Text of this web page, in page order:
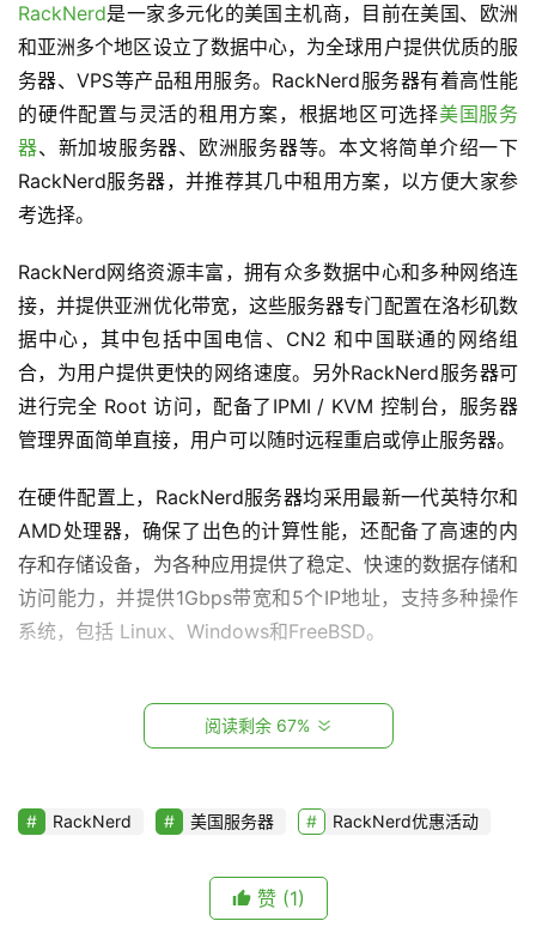
首
页
V
P
S
优
惠
V
P
S
测
评
教
RackNerd是一家多元化的美国主机商，目前在美国、欧洲
和亚洲多个地区设立了数据中心，为全球用户提供优质的服
务器、VPS等产品租用服务。RackNerd服务器有着高性能
的硬件配置与灵活的租用方案，根据地区可选择美国服务
器、新加坡服务器、欧洲服务器等。本文将简单介绍一下
RackNerd服务器，并推荐其几中租用方案，以方便大家参
考选择。
RackNerd网络资源丰富，拥有众多数据中心和多种网络连
接，并提供亚洲优化带宽，这些服务器专门配置在洛杉矶数
据中心，其中包括中国电信、CN2 和中国联通的网络组
合，为用户提供更快的网络速度。另外RackNerd服务器可
进行完全 Root 访问，配备了IPMI / KVM 控制台，服务器
管理界面简单直接，用户可以随时远程重启或停止服务器。
在硬件配置上，RackNerd服务器均采用最新一代英特尔和
AMD处理器，确保了出色的计算性能，还配备了高速的内
存和存储设备，为各种应用提供了稳定、快速的数据存储和
访问能力，并提供1Gbps带宽和5个IP地址，支持多种操作
系统，包括 Linux、Windows和FreeBSD。
定不陌生，RackNerd简称RN，是loc论坛非常哪个热门和
受欢迎的一款VPS，其每一次优惠促销活动都会掀起一阵抢
阅读剩余 67%
RackNerd 美国服务器 RackNerd优惠活动
赞 (1)